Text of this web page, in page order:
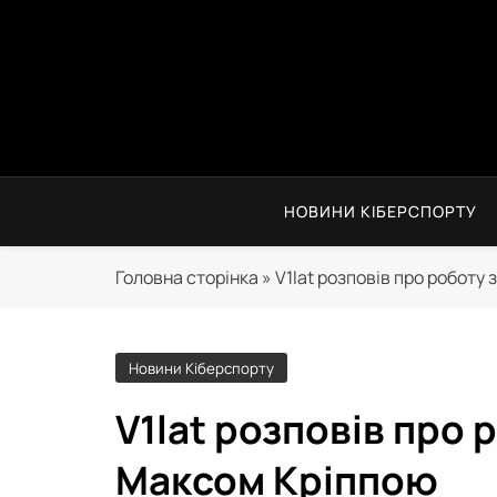
НОВИНИ КІБЕРСПОРТУ
Головна сторінка » V1lat розповів про
Новини Кіберспорту
V1lat розповів про
Максом Кріппою